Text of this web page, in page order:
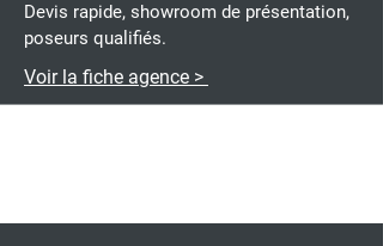
Devis rapide, showroom de présentation,
poseurs qualifiés.
Voir la fiche agence >